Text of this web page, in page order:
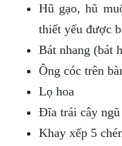
Hũ gạo, hũ
thiết yếu được
Bát nhang (bát
Ông cóc trên
Lọ hoa
Đĩa trái cây ngũ
Khay xếp 5